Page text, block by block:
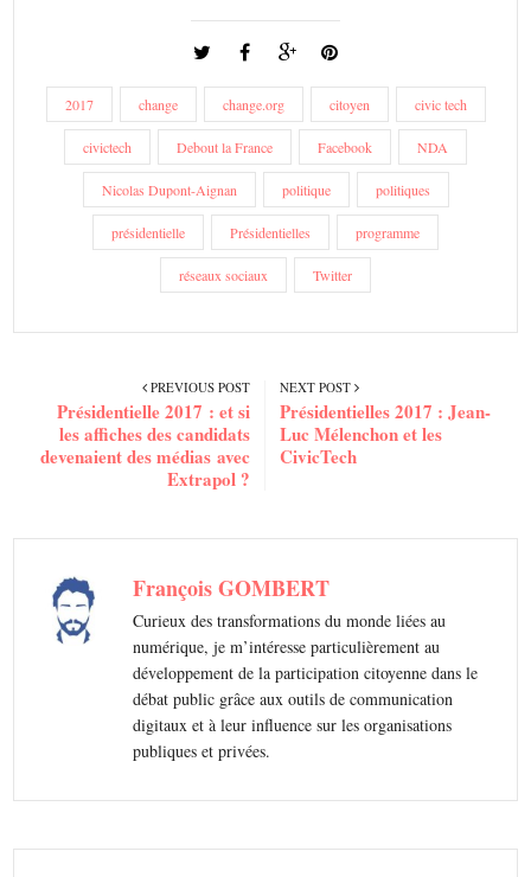
2017 change change.org citoyen civic tech
civictech Debout la France Facebook NDA
Nicolas Dupont-Aignan politique politiques
présidentielle Présidentielles programme
réseaux sociaux Twitter
NEXT POST
Présidentielles 2017 : Jean-
Luc Mélenchon et les
CivicTech
PREVIOUS POST
Présidentielle 2017 : et si
les affiches des candidats
devenaient des médias avec
Extrapol ?
François GOMBERT
Curieux des transformations du monde liées au
numérique, je m’intéresse particulièrement au
développement de la participation citoyenne dans le
débat public grâce aux outils de communication
digitaux et à leur influence sur les organisations
publiques et privées.